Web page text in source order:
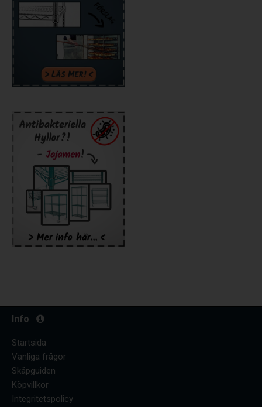
Info
Startsida
Vanliga frågor
Skåpguiden
Köpvillkor
Integritetspolicy